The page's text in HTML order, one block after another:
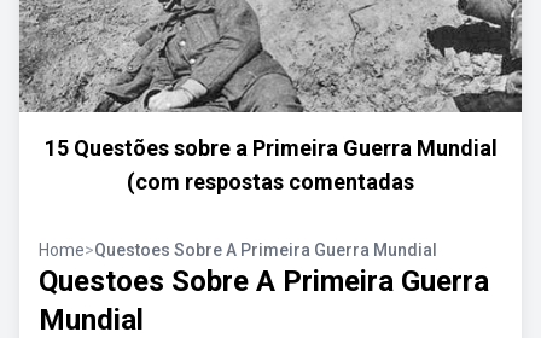
15 Questões sobre a Primeira Guerra Mundial
(com respostas comentadas
Home>Questoes Sobre A Primeira Guerra Mundial
Questoes Sobre A Primeira Guerra
Mundial